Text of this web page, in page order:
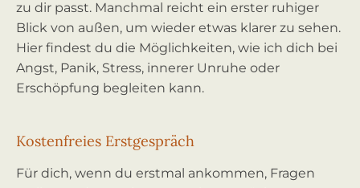
zu dir passt. Manchmal reicht ein erster ruhiger
Blick von außen, um wieder etwas klarer zu sehen.
Hier findest du die Möglichkeiten, wie ich dich bei
Angst, Panik, Stress, innerer Unruhe oder
Erschöpfung begleiten kann.
Kostenfreies Erstgespräch
Für dich, wenn du erstmal ankommen, Fragen